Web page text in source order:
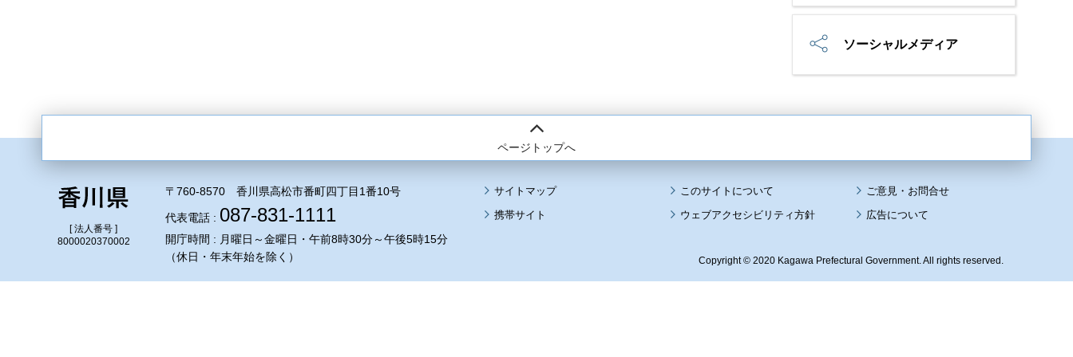
ソーシャルメディア
ページトップへ
[ 法人番号 ]
8000020370002
〒760-8570 香川県高松市番町四丁目1番10号
代表電話 : 087-831-1111
開庁時間 : 月曜日～金曜日・午前8時30分～午後5時15分
（休日・年末年始を除く）
サイトマップ
このサイトについて
携帯サイト
ウェブアクセシビリティ方針 広告について
Copyright © 2020 Kagawa Prefectural Government. All rights reserved.